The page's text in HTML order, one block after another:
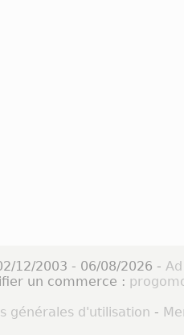
12/2003 - 06/08/2026 -
un commerce :
générales d'utilisation -